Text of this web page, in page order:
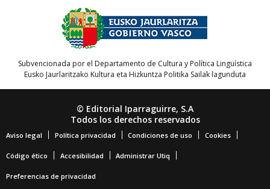
Subvencionada por el Departamento de Cultura y Política Lingüística
Eusko Jaurlaritzako Kultura eta Hizkuntza Politika Sailak lagunduta
© Editorial Iparraguirre, S.A
Todos los derechos reservados
Aviso legal Política privacidad Condiciones de uso Cookies
Código ético Accesibilidad Administrar Utiq
Preferencias de privacidad